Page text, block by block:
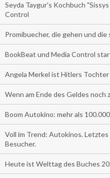
Seyda Taygur's Kochbuch
Control
Promibuecher, die gehen und die
BookBeat und Media Control
Angela Merkel ist Hitlers Tochter
Wenn am Ende des Geldes noch
Boom Autokino: mehr als
Voll im Trend: Autokinos.
Besucher.
Heute ist Welttag des Buches